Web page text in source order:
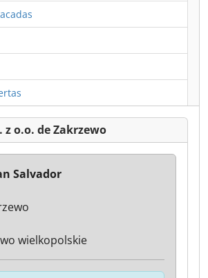
z o.o. de Zakrzewo
Salvador
wielkopolskie